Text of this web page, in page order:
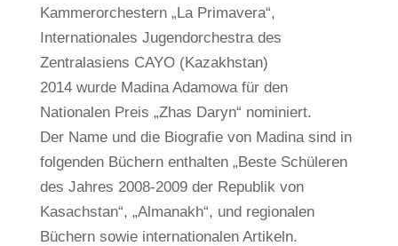
Kammerorchestern „La Primavera“,
Internationales Jugendorchestra des
Zentralasiens CAYO (Kazakhstan)
2014 wurde Madina Adamowa für den
Nationalen Preis „Zhas Daryn“ nominiert.
Der Name und die Biografie von Madina sind in
folgenden Büchern enthalten „Beste Schüleren
des Jahres 2008-2009 der Republik von
Kasachstan“, „Almanakh“, und regionalen
Büchern sowie internationalen Artikeln.